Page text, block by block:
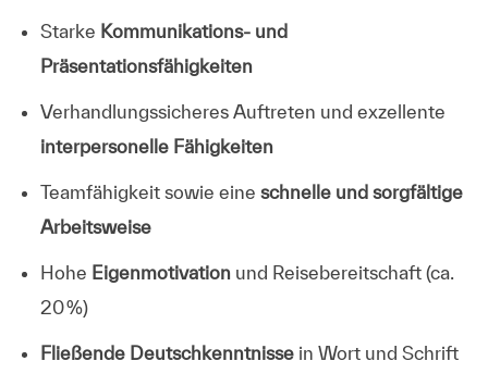
Starke Kommunikations- und
Präsentationsfähigkeiten
Verhandlungssicheres Auftreten und exzellente
interpersonelle Fähigkeiten
Teamfähigkeit sowie eine schnelle und sorgfältige
Arbeitsweise
Hohe Eigenmotivationund Reisebereitschaft (ca.
20 %)
Fließende Deutschkenntnissein Wort und Schrift